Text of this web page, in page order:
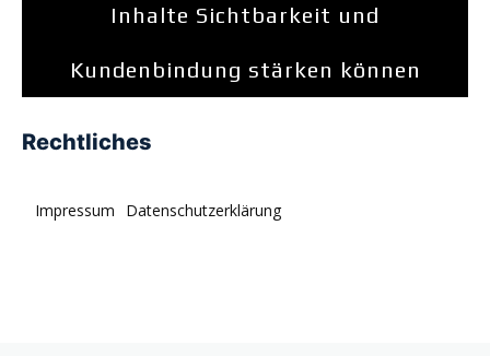
Inhalte Sichtbarkeit und
Kundenbindung stärken können
Rechtliches
Impressum Datenschutzerklärung